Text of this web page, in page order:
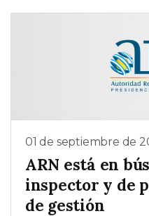
01 de septiembre de
ARN está en
inspector y de
de gestión